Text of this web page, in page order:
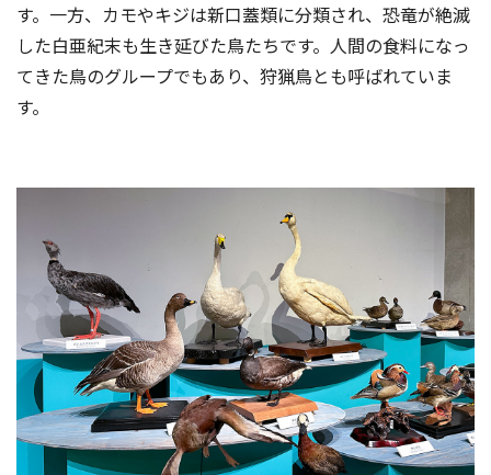
す。一方、カモやキジは新口蓋類に分類され、恐竜が絶滅
した白亜紀末も生き延びた鳥たちです。人間の食料になっ
てきた鳥のグループでもあり、狩猟鳥とも呼ばれていま
す。